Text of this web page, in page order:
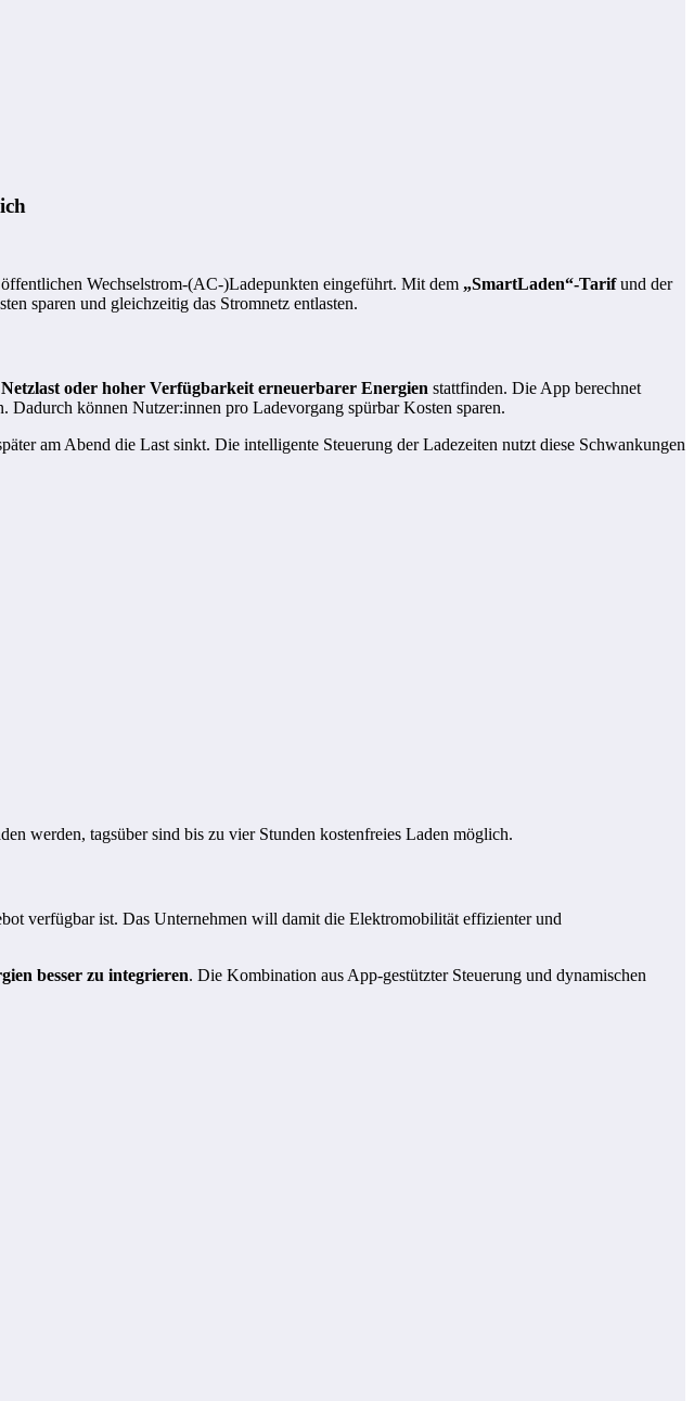
Wechselstrom-(AC-)Ladepunkten eingeführt. Mit dem „SmartLaden“-Tarifund der
sparen und gleichzeitig das Stromnetz entlasten.
oder hoher Verfügbarkeit erneuerbarer Energien stattfinden. Die App berechnet
können Nutzer:innen pro Ladevorgang spürbar Kosten sparen.
am Abend die Last sinkt. Die intelligente Steuerung der Ladezeiten nutzt diese Schwankungen
werden, tagsüber sind bis zu vier Stunden kostenfreies Laden möglich.
verfügbar ist. Das Unternehmen will damit die Elektromobilität effizienter und
besser zu integrieren. Die Kombination aus App-gestützter Steuerung und dynamischen